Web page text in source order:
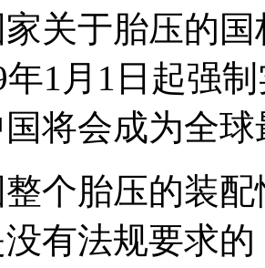
关于胎压的
年1月1日起强
将会成为全
整个胎压的装
有法规要求